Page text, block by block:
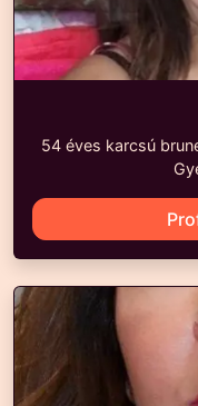
54 éves karcsú